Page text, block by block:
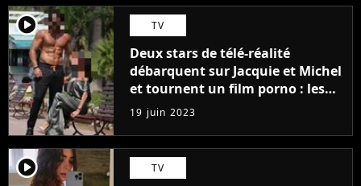
player2 TV
Deux stars de télé-réalité
débarquent sur Jacquie et Michel
et tournent un film porno : les
premières images du tournage
(exclu)
19 juin 2023
player2 TV